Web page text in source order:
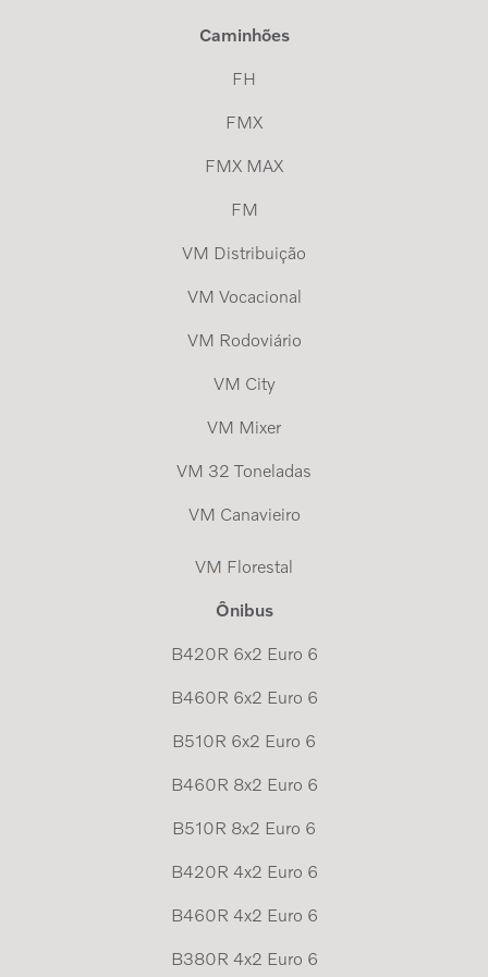
Caminhões
FH
FMX
FMX MAX
FM
VM Distribuição
VM Vocacional
VM Rodoviário
VM City
VM Mixer
VM 32 Toneladas
VM Canavieiro
VM Florestal
Ônibus
B420R 6x2 Euro 6
B460R 6x2 Euro 6
B510R 6x2 Euro 6
B460R 8x2 Euro 6
B510R 8x2 Euro 6
B420R 4x2 Euro 6
B460R 4x2 Euro 6
B380R 4x2 Euro 6